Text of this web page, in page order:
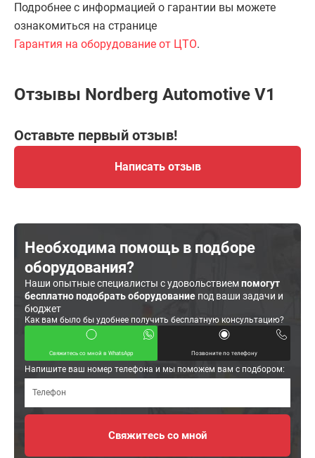
Подробнее с информацией о гарантии вы можете
ознакомиться на странице
Гарантия на оборудование от ЦТО.
Отзывы Nordberg Automotive V1
Оставьте первый отзыв!
Написать отзыв
Необходима помощь в подборе
оборудования?
Наши опытные специалисты с удовольствиемпомогут
бесплатно подобрать оборудование под ваши задачи и
бюджет
Как вам было бы удобнее получить бесплатную консультацию?
Свяжитесь со мной в WhatsApp Позвоните по телефону
Напишите ваш номер телефона и мы поможем вам с подбором: